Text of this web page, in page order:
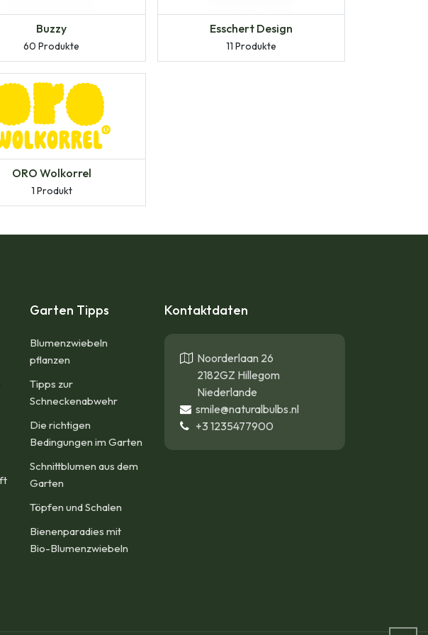
Buzzy
60 Produkte
Esschert Design
11 Produkte
ORO Wolkorrel
1 Produkt
Garten Tipps
Blumenzwiebeln
pflanzen​
Tipps zur
Schneckenabwehr
Die richtigen
Bedingungen im Garten
Schnittblumen aus dem
Garten
Töpfen und Schalen
Bienenparadies mit
Bio-Blumenzwiebeln
Kontaktdaten
Noorderlaan 26
2182GZ Hillegom
Niederlande
smile@naturalbulbs.nl
+3 1235477900